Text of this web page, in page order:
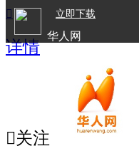
立即下载
华人网

详情
关注